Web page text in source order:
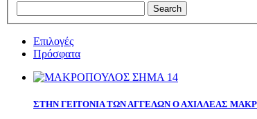
Επιλογές
Πρόσφατα
ΣΤΗΝ ΓΕΙΤΟΝΙΑ ΤΩΝ ΑΓΓΕΛΩΝ Ο ΑΧΙΛΛΕΑΣ